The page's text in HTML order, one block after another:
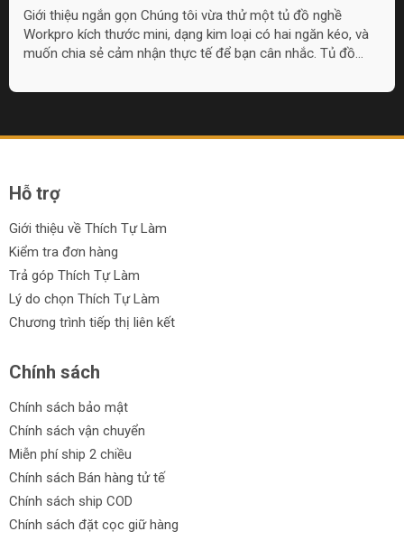
và hữu dụng cho đồ nghề nhỏ
Giới thiệu ngắn gọn Chúng tôi vừa thử một tủ đồ nghề
Workpro kích thước mini, dạng kim loại có hai ngăn kéo, và
muốn chia sẻ cảm nhận thực tế để bạn cân nhắc. Tủ đồ
nghề nhỏ gọn, làm quà tặng, hoặc đặt trong góc làm việc khi
Hỗ trợ
Giới thiệu về Thích Tự Làm
Kiểm tra đơn hàng
Trả góp Thích Tự Làm
Lý do chọn Thích Tự Làm
Chương trình tiếp thị liên kết
Chính sách
Chính sách bảo mật
Chính sách vận chuyển
Miễn phí ship 2 chiều
Chính sách Bán hàng tử tế
Chính sách ship COD
Chính sách đặt cọc giữ hàng